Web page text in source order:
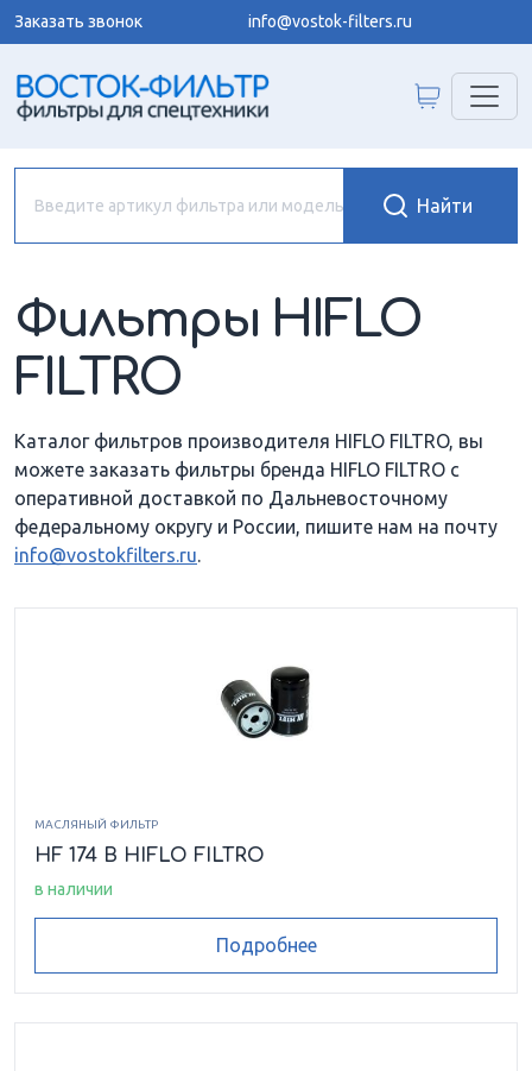
Заказать звонок info@vostok-filters.ru
Фильтры HIFLO
FILTRO
Каталог фильтров производителя HIFLO FILTRO, вы
можете заказать фильтры бренда HIFLO FILTRO с
оперативной доставкой по Дальневосточному
федеральному округу и России, пишите нам на почту
info@vostokfilters.ru.
МАСЛЯНЫЙ ФИЛЬТР
HF 174 B HIFLO FILTRO
в наличии
Подробнее